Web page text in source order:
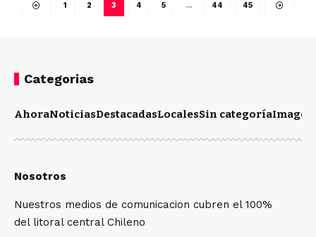
1 2 3 4 5 … 44 45
Categorias
AhoraNoticiasDestacadasLocalesSin categoríaImagen
Nosotros
Nuestros medios de comunicacion cubren el 100%
del litoral central Chileno